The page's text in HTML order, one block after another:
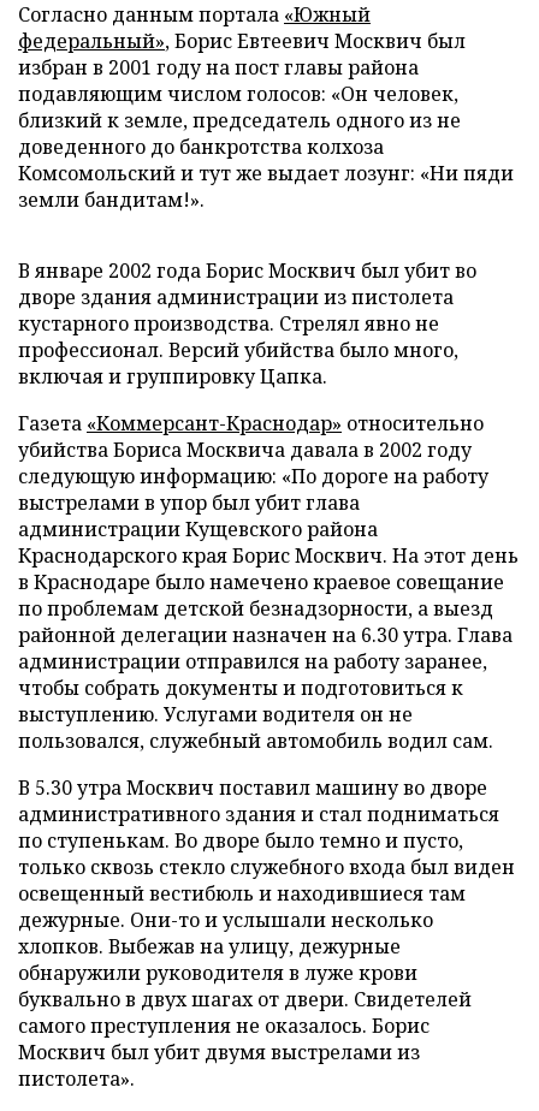
Согласно данным портала «Южный
федеральный», Борис Евтеевич Москвич был
избран в 2001 году на пост главы района
подавляющим числом голосов: «Он человек,
близкий к земле, председатель одного из не
доведенного до банкротства колхоза
Комсомольский и тут же выдает лозунг: «Ни пяди
земли бандитам!».
В январе 2002 года Борис Москвич был убит во
дворе здания администрации из пистолета
кустарного производства. Стрелял явно не
профессионал. Версий убийства было много,
включая и группировку Цапка.
Газета «Коммерсант-Краснодар» относительно
убийства Бориса Москвича давала в 2002 году
следующую информацию: «По дороге на работу
выстрелами в упор был убит глава
администрации Кущевского района
Краснодарского края Борис Москвич. На этот день
в Краснодаре было намечено краевое совещание
по проблемам детской безнадзорности, а выезд
районной делегации назначен на 6.30 утра. Глава
администрации отправился на работу заранее,
чтобы собрать документы и подготовиться к
выступлению. Услугами водителя он не
пользовался, служебный автомобиль водил сам.
В 5.30 утра Москвич поставил машину во дворе
административного здания и стал подниматься
по ступенькам. Во дворе было темно и пусто,
только сквозь стекло служебного входа был виден
освещенный вестибюль и находившиеся там
дежурные. Они-то и услышали несколько
хлопков. Выбежав на улицу, дежурные
обнаружили руководителя в луже крови
буквально в двух шагах от двери. Свидетелей
самого преступления не оказалось. Борис
Москвич был убит двумя выстрелами из
пистолета».